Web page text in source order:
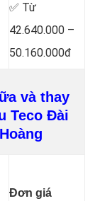
✅ Từ
42.640.000 –
50.160.000đ
và thay
Teco Đài
Đơn giá